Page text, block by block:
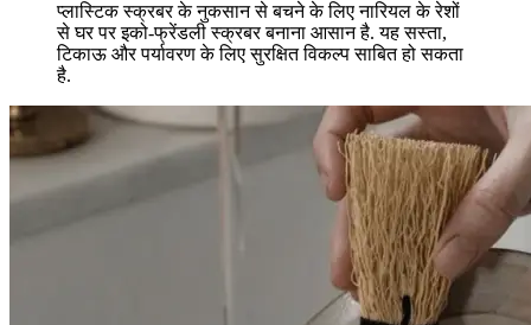
प्लास्टिक स्क्रबर के नुकसान से बचने के लिए नारियल के रेशों
से घर पर इको-फ्रेंडली स्क्रबर बनाना आसान है. यह सस्ता,
टिकाऊ और पर्यावरण के लिए सुरक्षित विकल्प साबित हो सकता
है.